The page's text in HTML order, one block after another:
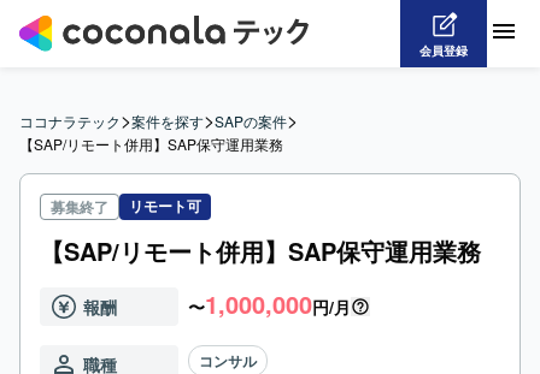
会員登録
ココナラテック>案件を探す>SAPの案件>
【SAP/リモート併用】SAP保守運用業務
募集終了 リモート可
【SAP/リモート併用】SAP保守運用業務
報酬 〜1,000,000円/月
職種 コンサル